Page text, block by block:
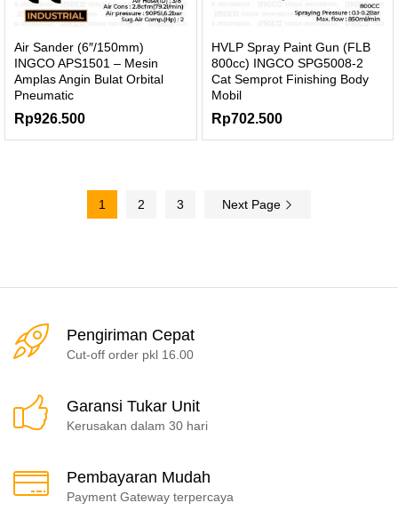
Air Sander (6″/150mm)
INGCO APS1501 – Mesin
Amplas Angin Bulat Orbital
Pneumatic
Rp926.500
HVLP Spray Paint Gun (FLB
800cc) INGCO SPG5008-2
Cat Semprot Finishing Body
Mobil
Rp702.500
1 2 3 Next Page
Pengiriman Cepat
Cut-off order pkl 16.00
Garansi Tukar Unit
Kerusakan dalam 30 hari
Pembayaran Mudah
Payment Gateway terpercaya